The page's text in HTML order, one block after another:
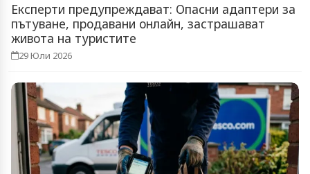
Експерти предупреждават: Опасни адаптери за
пътуване, продавани онлайн, застрашават
живота на туристите
29 Юли 2026